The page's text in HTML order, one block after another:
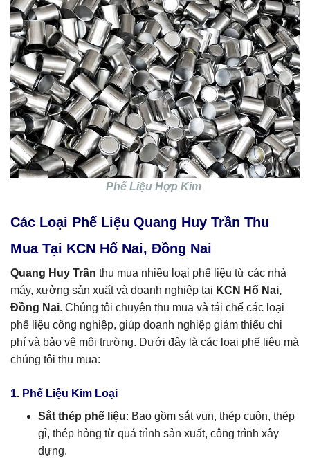
Phế Liệu Hợp Kim
Các Loại Phế Liệu Quang Huy Trần Thu
Mua Tại KCN Hố Nai, Đồng Nai
Quang Huy Trần thu mua nhiều loại phế liệu từ các nhà
máy, xưởng sản xuất và doanh nghiệp tại KCN Hố Nai,
Đồng Nai. Chúng tôi chuyên thu mua và tái chế các loại
phế liệu công nghiệp, giúp doanh nghiệp giảm thiểu chi
phí và bảo vệ môi trường. Dưới đây là các loại phế liệu mà
chúng tôi thu mua:
1. Phế Liệu Kim Loại
Sắt thép phế liệu: Bao gồm sắt vụn, thép cuộn, thép
gỉ, thép hỏng từ quá trình sản xuất, công trình xây
dựng.